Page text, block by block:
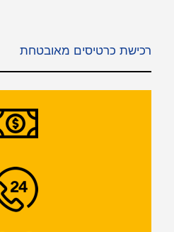
רכישת כרטיסים מאובטחת